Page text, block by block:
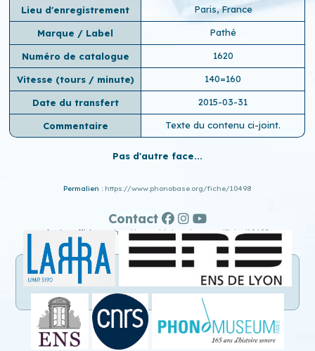
Lieu d'enregistrement
Paris, France
Marque / Label Pathé
Numéro de catalogue 1620
Vitesse (tours / minute) 140=160
Date du transfert 2015-03-31
Commentaire Texte du contenu ci-joint.
Pas d'autre face...
Permalien : https://www.phonobase.org/fiche/10498
Ancien affichage : http://www.old.phonobase.org/fiche/10498
Contact